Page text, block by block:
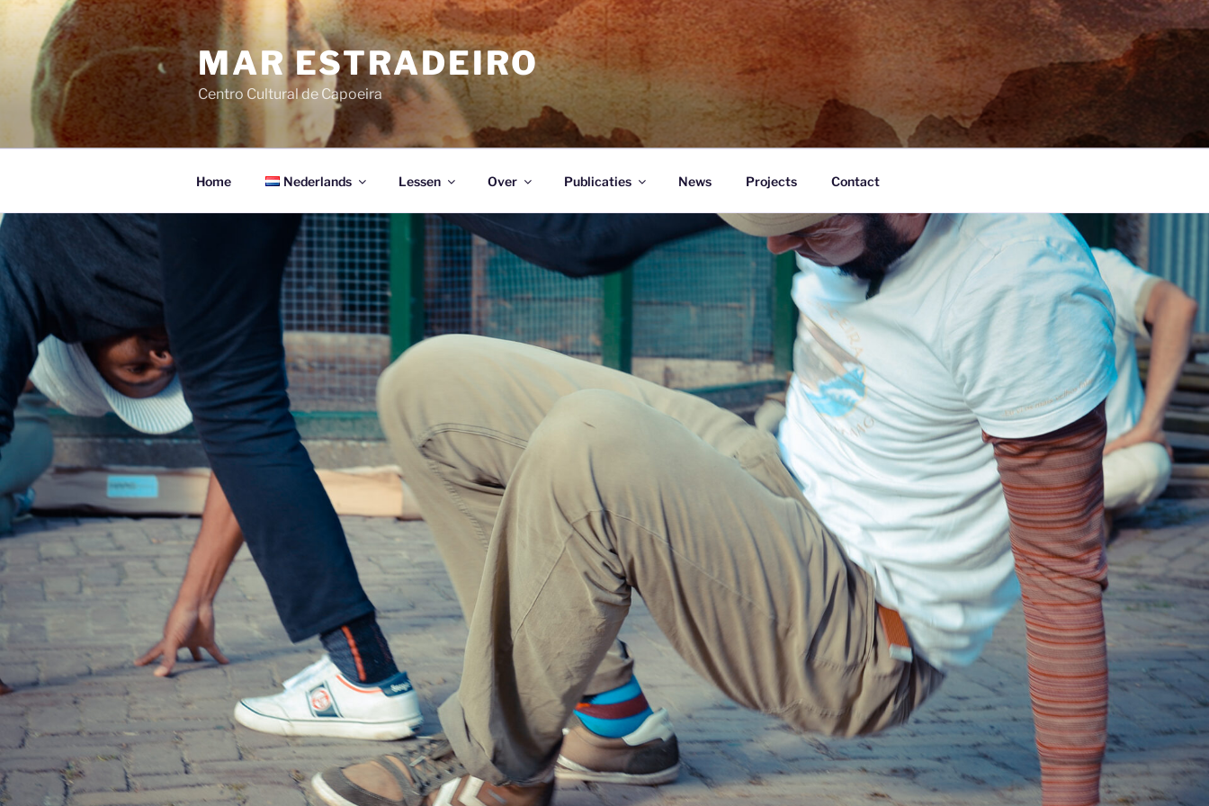
inhoud
MAR ESTRADEIRO
Centro Cultural de Capoeira
Home Nederlands Lessen Over Publicaties News Projects Contact